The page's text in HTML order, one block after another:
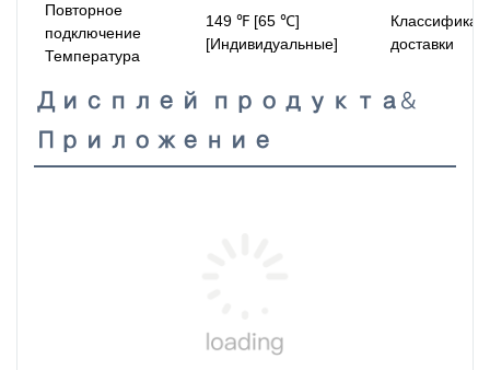
Повторное
подключение
Температура
149 ℉ [65 ℃]
[Индивидуальные]
доставки
Дисплей продукта&
Приложение